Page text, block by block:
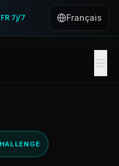
7j/7 Français